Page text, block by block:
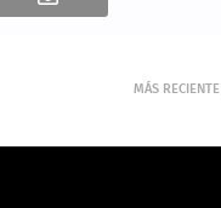
MÁS RECIENTE